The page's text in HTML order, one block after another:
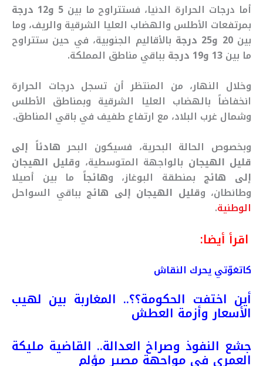
أما درجات الحرارة الدنيا، فستتراوح ما بين5 و12 درجة
بمرتفعات الأطلس والهضاب العليا الشرقية والريف، وما
بين20 و25 درجة
بالأقاليم الجنوبية، في حين ستتراوح
ما بين13 و19 درجة
بباقي مناطق المملكة.
وخلال النهار، من المنتظر أن تسجل درجات الحرارة
انخفاضاً بالهضاب العليا الشرقية وبمناطق الأطلس
وشمال غرب البلاد، مع ارتفاع طفيف في باقي المناطق.
وبخصوص الحالة البحرية، فسيكون البحر هادئاً إلى
قليل الهيجان بالواجهة المتوسطية، وقليل الهيجان
إلى هائج بمنطقة البوغاز، وهائجاً ما بين أصيلا
وطانطان، وقليل الهيجان إلى هائج بباقي السواحل
الوطنية.
اقرأ أيضا:
كاتغوّتي يحرك النقاش
أين اختفت الحكومة؟؟.. المغاربة بين لهيب
الأسعار وأزمة العطش
جشع النفوذ وصراخ العدالة.. القاضية مليكة
العمري في مواجهة مصير مؤلم